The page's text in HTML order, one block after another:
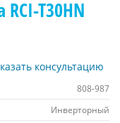
T30HN
консультацию
808-987
Инверторный